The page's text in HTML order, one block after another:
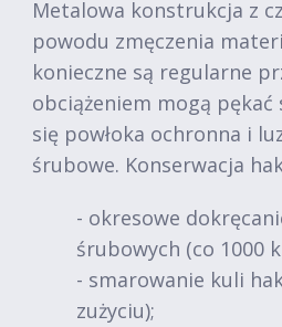
Metalowa konstrukcja z
powodu zmęczenia
konieczne są regularne
obciążeniem mogą pękać
się powłoka ochronna i
śrubowe. Konserwacja
- okresowe
śrubowych (co 1000
- smarowanie kuli
zużyciu);